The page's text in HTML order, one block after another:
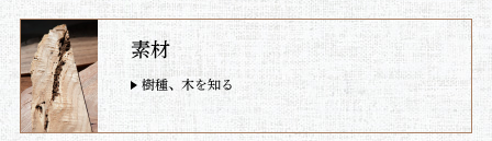
素材
樹種、木を知る